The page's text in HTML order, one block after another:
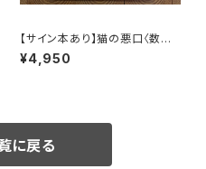
【サイン本あり】猫の悪口〈数量
限定・オリジナルトート付き〉
¥4,950
に戻る